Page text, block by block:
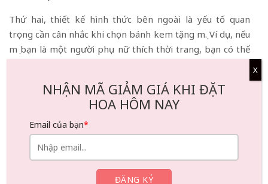
Thứ hai, thiết kế hình thức bên ngoài là yếu tố quan
trọng cần cân nhắc khi chọn bánh kem tặng mẹ. Ví dụ, nếu
mẹ bạn là một người phụ nữ thích thời trang, bạn có thể
xách, v.v. Nếu mẹ thích hoa cỏ và thiên nhiên, mẹ có thể
chọn những chiếc bánh có chủ đề về hoa, cỏ và các yếu tố
tự nhiên khác. Nếu mẹ bạn là người có khiếu văn chương
và nghệ thuật mạnh mẽ, bạn có thể chọn một chiếc bánh
có quyển sách tinh tế hoặc một chiếc bánh biểu tượng âm
Cuối cùng, để đảm bảo chất lượng và hương vị của bánh
NHẬN MÃ GIẢM GIÁ KHI ĐẶT
HOA HÔM NAY
Email của bạn*
X